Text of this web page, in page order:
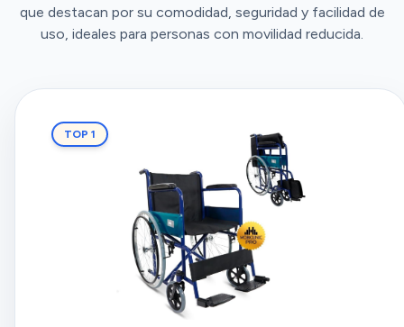
que destacan por su comodidad, seguridad y facilidad de
uso, ideales para personas con movilidad reducida.
TOP 1